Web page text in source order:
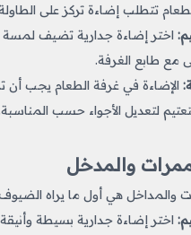
تتطلب إضاءة تركز على
اختر إضاءة جدارية تضيف لمسة
مع طابع الغرفة.
الإضاءة في غرفة الطعام يجب أن
لتعديل الأجواء حسب
والمداخل هي أول ما يراه
اختر إضاءة جدارية بسيطة